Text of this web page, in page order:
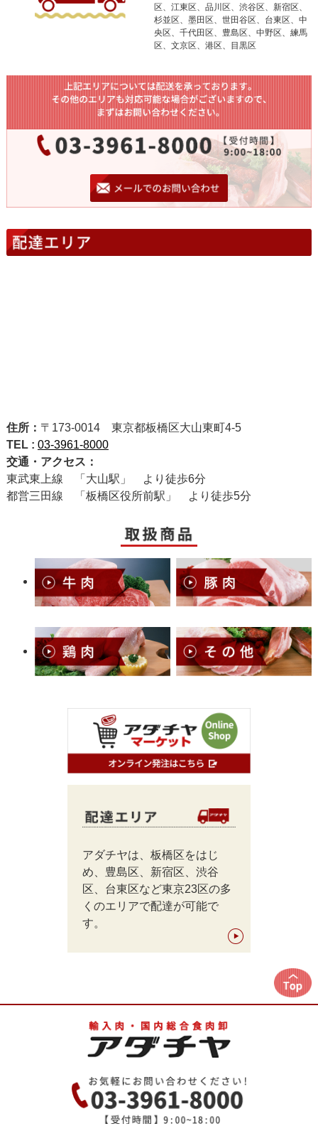
区、江東区、品川区、渋谷区、新宿区、
杉並区、墨田区、世田谷区、台東区、中
央区、千代田区、豊島区、中野区、練馬
区、文京区、港区、目黒区
住所： 〒173-0014 東京都板橋区大山東町4-5
TEL : 03-3961-8000
交通・アクセス：
東武東上線 「大山駅」 より徒歩6分
都営三田線 「板橋区役所前駅」 より徒歩5分
アダチヤは、板橋区をはじ
め、豊島区、新宿区、渋谷
区、台東区など東京23区の多
くのエリアで配達が可能で
す。